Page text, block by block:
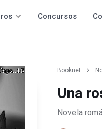
Concursos
Booknet
Una
Novela